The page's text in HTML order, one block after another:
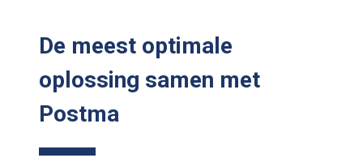
De meest optimale
oplossing samen met
Postma